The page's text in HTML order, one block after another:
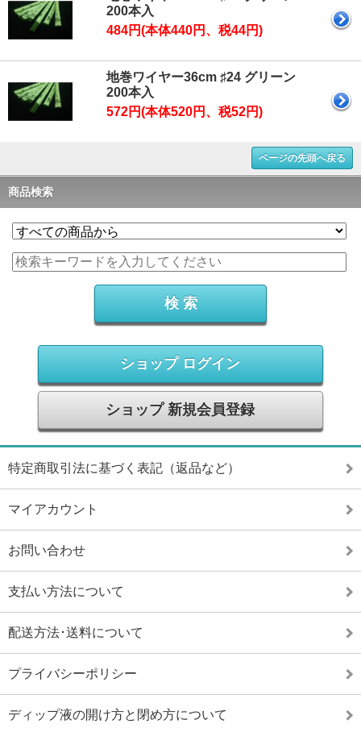
200本入
484円(本体440円、税44円)
地巻ワイヤー36cm ♯24 グリーン
200本入
572円(本体520円、税52円)
ページの先頭へ戻る
商品検索
ショップ ログイン
ショップ 新規会員登録
特定商取引法に基づく表記（返品など）
マイアカウント
お問い合わせ
支払い方法について
配送方法･送料について
プライバシーポリシー
ディップ液の開け方と閉め方について